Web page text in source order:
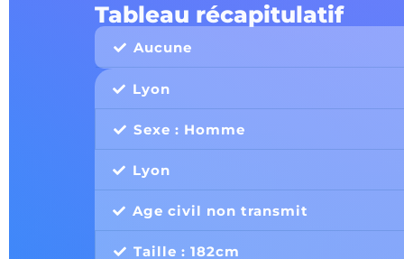
Tableau récapitulatif
Aucune
Lyon
Sexe : Homme
Lyon
Age civil non transmit
Taille : 182cm